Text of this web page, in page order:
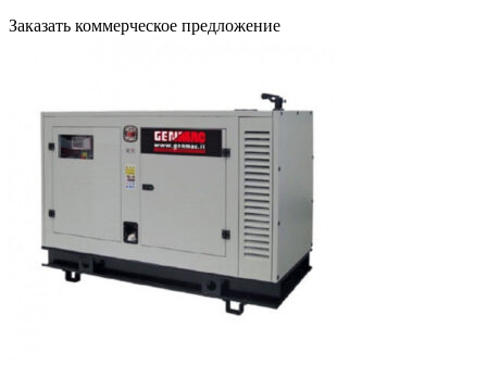
Заказать коммерческое предложение